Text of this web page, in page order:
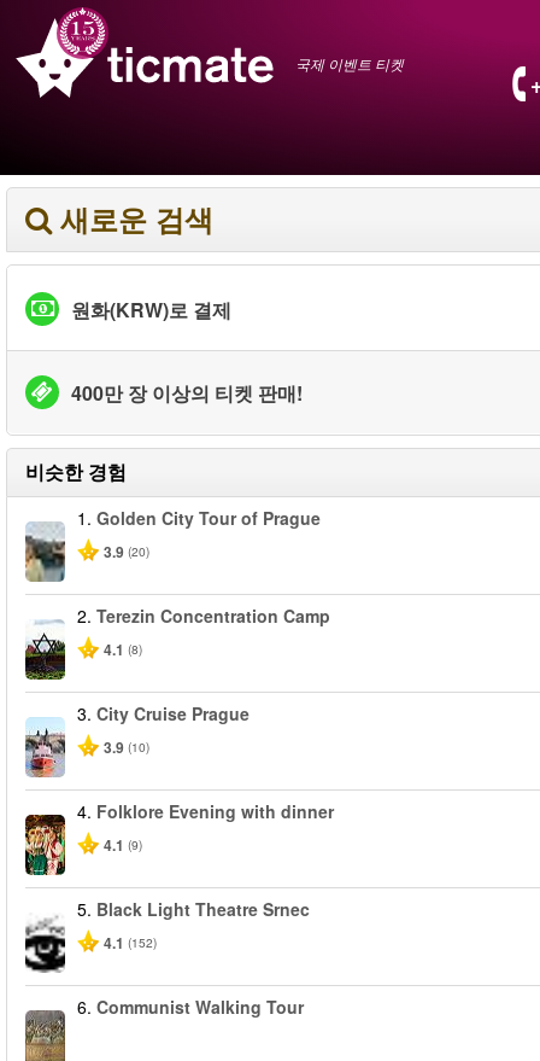
국제 이벤트 티켓
새로운 검색
원화(KRW)로 결제
400만 장 이상의 티켓 판매!
비슷한 경험
1. Golden City Tour of Prague
3.9 (20)
2. Terezin Concentration Camp
4.1 (8)
3. City Cruise Prague
3.9 (10)
4. Folklore Evening with dinner
4.1 (9)
5. Black Light Theatre Srnec
4.1 (152)
6. Communist Walking Tour